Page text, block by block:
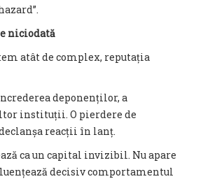
niciodată
atât de complex, reputația
deponenților, a
instituții. O pierdere de
reacții în lanț.
ca un capital invizibil. Nu apare
decisiv comportamentul